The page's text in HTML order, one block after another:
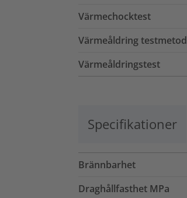
Värmechocktest
Värmeåldring testmetod
Värmeåldringstest
Specifikationer
Brännbarhet
Draghållfasthet MPa